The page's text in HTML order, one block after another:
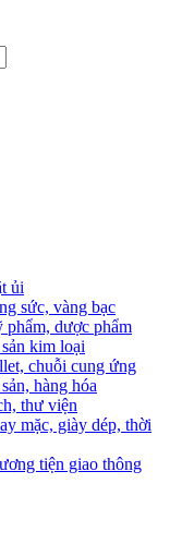
ủi
sức, vàng bạc
dược phẩm
kim loại
chuỗi cung ứng
hàng hóa
thư viện
mặc, giày dép, thời
tiện giao thông